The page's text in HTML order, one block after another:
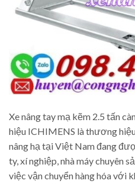
Xe nâng tay mạ kẽm 2.5 tấn
hiệu ICHIMENS là thương
nâng hạ tại Việt Nam đang
ty, xí nghiệp, nhà máy chuyên
việc vận chuyển hàng hóa với